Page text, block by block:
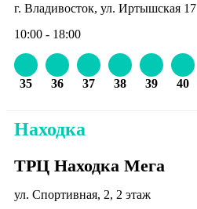
г. Владивосток, ул. Иртышская 17
10:00 - 18:00
35 36 37 38 39 40
Находка
ТРЦ Находка Мега
ул. Спортивная, 2, 2 этаж